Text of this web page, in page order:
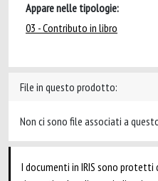
Appare nelle tipologie:
03 - Contributo in libro
File in questo prodotto:
Non ci sono file associati a
I documenti in IRIS sono